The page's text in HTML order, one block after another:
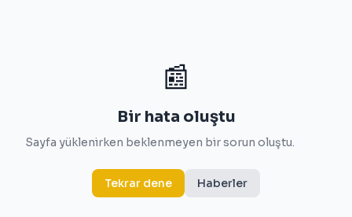
📰
Bir hata oluştu
Sayfa yüklenirken beklenmeyen bir sorun oluştu.
Tekrar dene Haberler